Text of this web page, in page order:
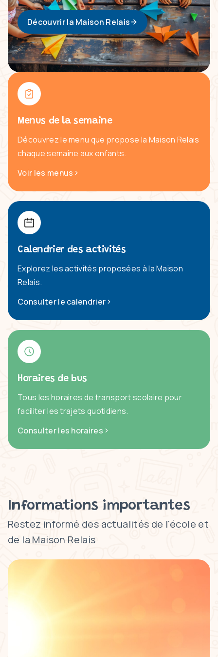
Découvrir la Maison Relais
Menus de la semaine
Découvrez le menu que propose la Maison Relais
chaque semaine aux enfants.
Voir les menus
Calendrier des activités
Explorez les activités proposées à la Maison
Relais.
Consulter le calendrier
Horaires de bus
Tous les horaires de transport scolaire pour
faciliter les trajets quotidiens.
Consulter les horaires
Informations importantes
Restez informé des actualités de l'école et
de la Maison Relais